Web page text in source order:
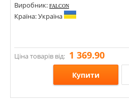
Виробник: FALCON
Країна: Україна
Ціна товарів від: 1 369.90
Купити